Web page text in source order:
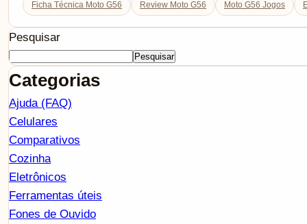
Ficha Técnica Moto G56 Review Moto G56 Moto G56 Jogos
Pesquisar
Pesquisar
Categorias
Ajuda (FAQ)
Celulares
Comparativos
Cozinha
Eletrônicos
Ferramentas úteis
Fones de Ouvido